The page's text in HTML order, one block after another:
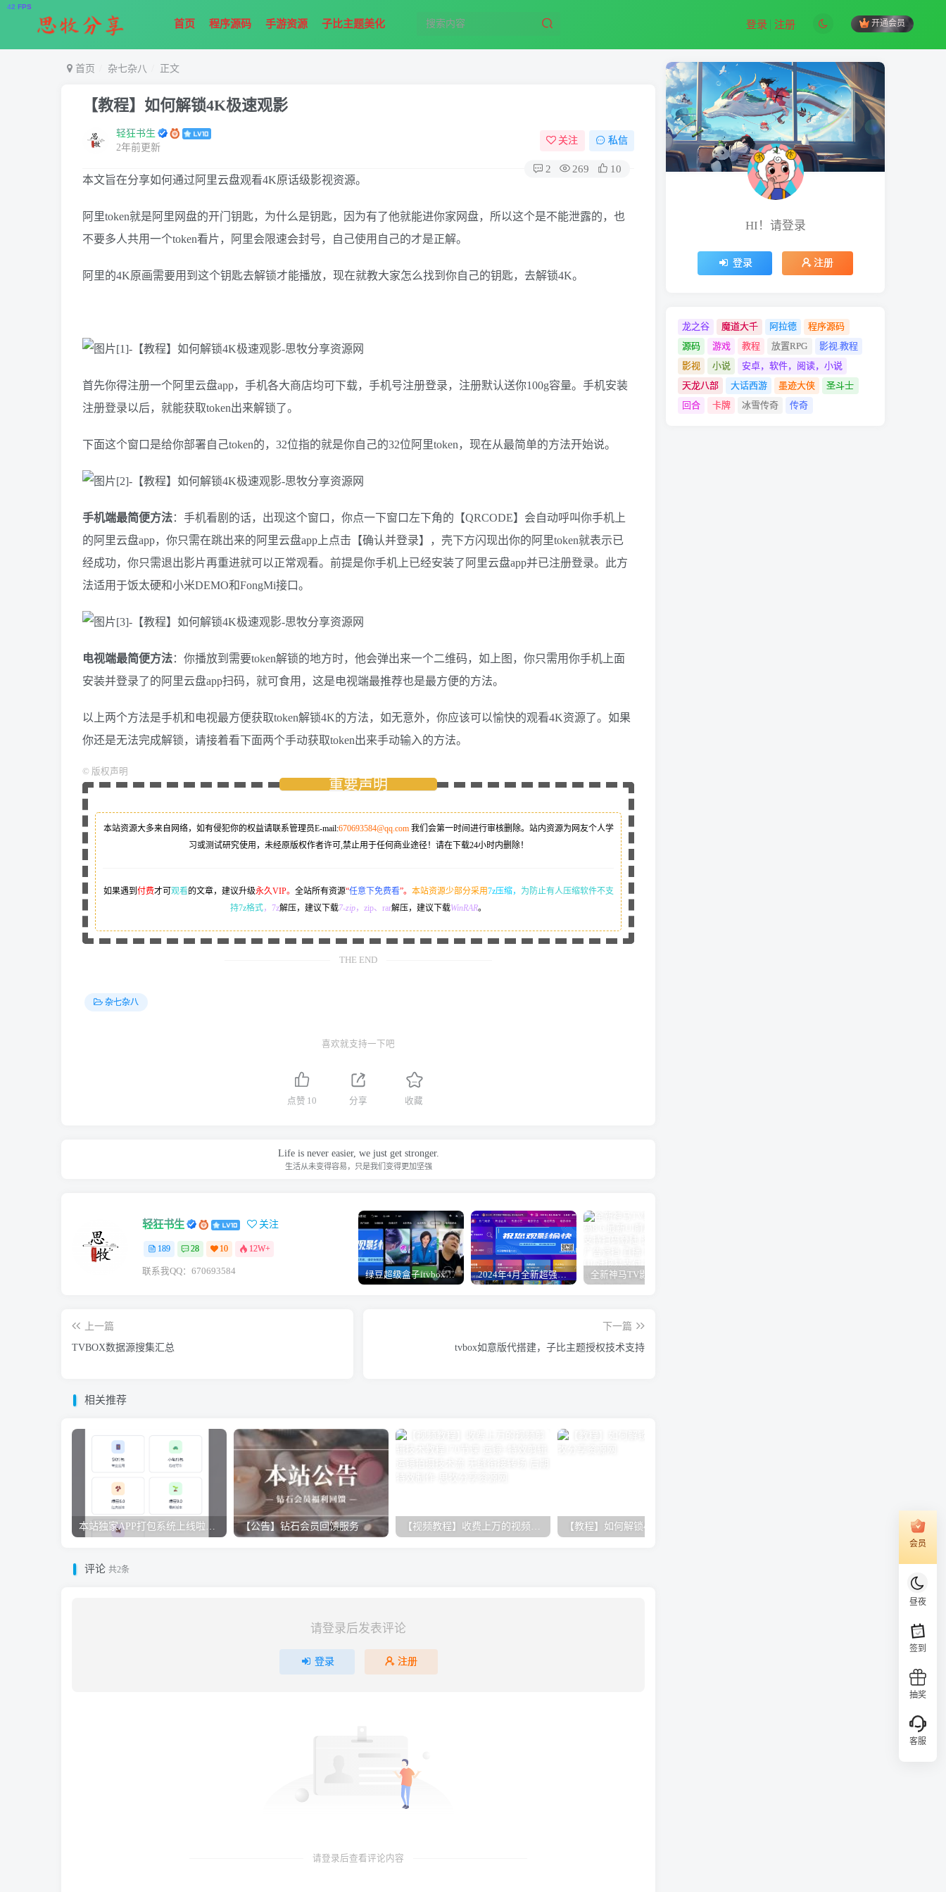
首页 程序源码 手游资源 子比主题美化 开通会员
登录 注册
首页 杂七杂八 正文
【教程】如何解锁4K极速观影
轻狂书生
2年前更新
关注 私信
2 269 10
本文旨在分享如何通过阿里云盘观看4K原话级影视资源。
阿里token就是阿里网盘的开门钥匙，为什么是钥匙，因为有了他就能进你家网盘，所以这个是不能泄露的，也
不要多人共用一个token看片，阿里会限速会封号，自己使用自己的才是正解。
阿里的4K原画需要用到这个钥匙去解锁才能播放，现在就教大家怎么找到你自己的钥匙，去解锁4K。
首先你得注册一个阿里云盘app，手机各大商店均可下载，手机号注册登录，注册默认送你100g容量。手机安装
注册登录以后，就能获取token出来解锁了。
下面这个窗口是给你部署自己token的，32位指的就是你自己的32位阿里token，现在从最简单的方法开始说。
手机端最简便方法：手机看剧的话，出现这个窗口，你点一下窗口左下角的【QRCODE】会自动呼叫你手机上
的阿里云盘app，你只需在跳出来的阿里云盘app上点击【确认并登录】，壳下方闪现出你的阿里token就表示已
经成功，你只需退出影片再重进就可以正常观看。前提是你手机上已经安装了阿里云盘app并已注册登录。此方
法适用于饭太硬和小米DEMO和FongMi接口。
电视端最简便方法：你播放到需要token解锁的地方时，他会弹出来一个二维码，如上图，你只需用你手机上面
安装并登录了的阿里云盘app扫码，就可食用，这是电视端最推荐也是最方便的方法。
以上两个方法是手机和电视最方便获取token解锁4K的方法，如无意外，你应该可以愉快的观看4K资源了。如果
你还是无法完成解锁，请接着看下面两个手动获取token出来手动输入的方法。
© 版权声明
重要声明
本站资源大多来自网络，如有侵犯你的权益请联系管理员E-mail:670693584@qq.com 我们会第一时间进行审核删除。站内资源为网友个人学
习或测试研究使用，未经原版权作者许可,禁止用于任何商业途径！请在下载24小时内删除！
如果遇到 付费才可 观看的文章，建议升级永久VIP。 全站所有资源“任意下免费看”。 本站资源少部分采用7z压缩，
为防止有人压缩软件不支
持7z格式，7z解压，建议下载7-zip，zip、rar解压，建议下载WinRAR。
THE END
杂七杂八
喜欢就支持一下吧
点赞 10 分享 收藏
Life is never easier, we just get stronger.
生活从未变得容易，只是我们变得更加坚强
轻狂书生 关注
189 28 10 12W+
联系我QQ：670693584 绿豆超级盒子itvboxfast影视APP双端源码 TV+手机双端 支持直播/后台管理仓库/会员系统/卡密系统/批量生成账号 自动换源 集成免签约支付系统 2024年4月全新超强版本itvboxfast影视APP源码 TV+手机双端源码 新增超多功能tvbox二开如意版影视APP源码 修复N多bug-1.51已更新至最新1.51版本
上一篇
TVBOX数据源搜集汇总
下一篇
tvbox如意版代搭建，子比主题授权技术支持
相关推荐
【公告】钻石会员回馈服务 【教程】如何解锁4K极速观影
评论 共2条
请登录后发表评论
登录 注册
请登录后查看评论内容
HI！请登录
登录 注册
龙之谷 魔道大千 阿拉德
程序源码
源码
游戏 教程 放置RPG
影视.教程
影视
小说
安卓，软件，阅读，小说
天龙八部
大话西游 墨迹大侠
圣斗士
回合
卡牌 冰雪传奇 传奇
会员
昼夜
签到
抽奖
客服